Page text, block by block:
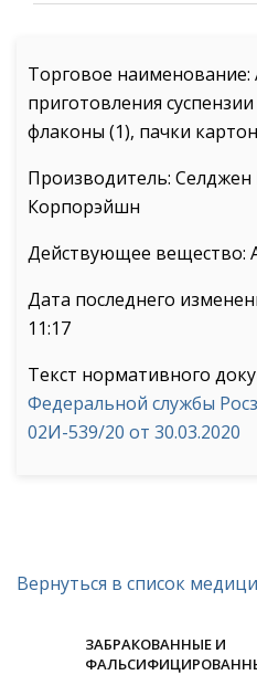
Торговое наименование:
приготовления
флаконы (1), пачки
Производитель:
Корпорэйшн
Действующее вещество:
Дата последнего
11:17
Текст нормативного
Федеральной службы
02И-539/20 от 30.03.2020
Вернуться в список
ЗАБРАКОВАННЫЕ И